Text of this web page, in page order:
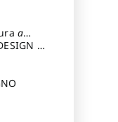
degli
a
a